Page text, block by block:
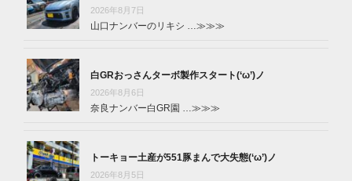
2026年8月7日
山口ナンバーのリキシ …≫≫≫
白GRおっさんターボ製作スタート(‘ω’)ノ
2026年8月6日
奈良ナンバー白GR園 …≫≫≫
トーキョー土産が551豚まんで大失態(‘ω’)ノ
2026年8月5日